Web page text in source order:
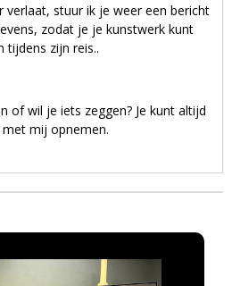
verlaat, stuur ik je weer een bericht
zodat je je kunstwerk kunt
tijdens zijn reis..
of wil je iets zeggen? Je kunt altijd
met mij opnemen.